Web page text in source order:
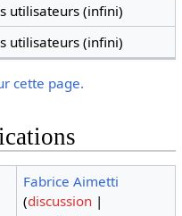
utilisateurs (infini)
utilisateurs (infini)
cette page.
Fabrice Aimetti
(discussion |